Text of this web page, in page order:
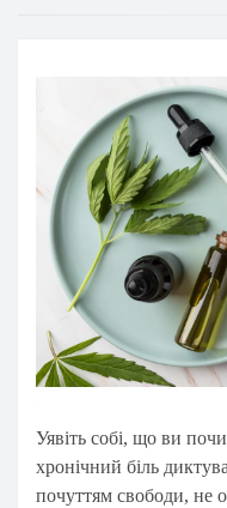
Уявіть собі, що ви
хронічний біль
почуттям свободи, не